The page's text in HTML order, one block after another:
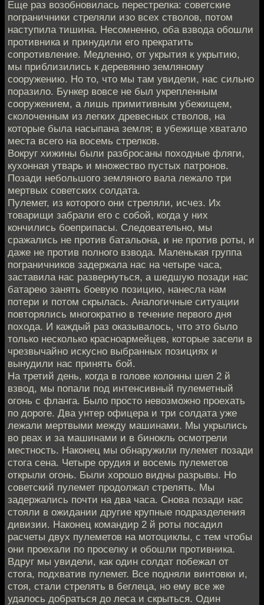
Еще раз возобновилась перестрелка: советские
пограничники стреляли изо всех стволов, потом
наступила тишина. Несомненно, оба взвода обошли
противника и принудили его прекратить
сопротивление. Медленно, от укрытия к укрытию,
мы приблизились к деревянно земляному
сооружению. Но то, что мы там увидели, нас сильно
поразило. Бункер вовсе не был укрепленным
сооружением, а лишь примитивным убежищем,
сколоченным из легких древесных стволов, на
которые была насыпана земля; в убежище хватало
места всего на восемь стрелков.
Вокруг хижины были разбросаны походные фляги,
кухонная утварь и множество пустых патронов.
Позади небольшого земляного вала лежало три
мертвых советских солдата.
Пулемет, из которого они стреляли, исчез. Их
товарищи забрали его с собой, когда у них
кончились боеприпасы. Следовательно, мы
сражались не против батальона, и не против роты, и
даже не против полного взвода. Маленькая группа
пограничников задержала нас на четыре часа,
заставила нас развернуться, а шедшую позади нас
батарею занять боевую позицию, нанесла нам
потери и потом скрылась. Аналогичные ситуации
повторялись многократно в течение первого дня
похода. И каждый раз оказывалось, что это было
только несколько красноармейцев, которые засели в
чрезвычайно искусно выбранных позициях и
вынудили нас принять бой.
На третий день, когда в голове колонны шел 2 й
взвод, мы попали под интенсивный пулеметный
огонь с фланга. Было просто невозможно проехать
по дороге. Два унтер офицера и три солдата уже
лежали мертвыми между машинами. Мы укрылись
во рвах и за машинами и в бинокль осмотрели
местность. Наконец мы обнаружили пулемет позади
стога сена. Четыре орудия и восемь пулеметов
открыли огонь. Были хорошо видны разрывы. Но
советский пулемет продолжал стрелять. Мы
задержались почти на два часа. Снова позади нас
стояли в ожидании другие крупные подразделения
дивизии. Наконец командир 2 й роты посадил
расчеты двух пулеметов на мотоциклы, с тем чтобы
они проехали по проселку и обошли противника.
Вдруг мы увидели, как один солдат побежал от
стога, подхватив пулемет. Все подняли винтовки и,
стоя, стали стрелять в беглеца, но ему все же
удалось добраться до леса и скрыться. Один